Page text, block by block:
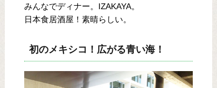
みんなでディナー。IZAKAYA。
日本食居酒屋！素晴らしい。
初のメキシコ！広がる青い海！